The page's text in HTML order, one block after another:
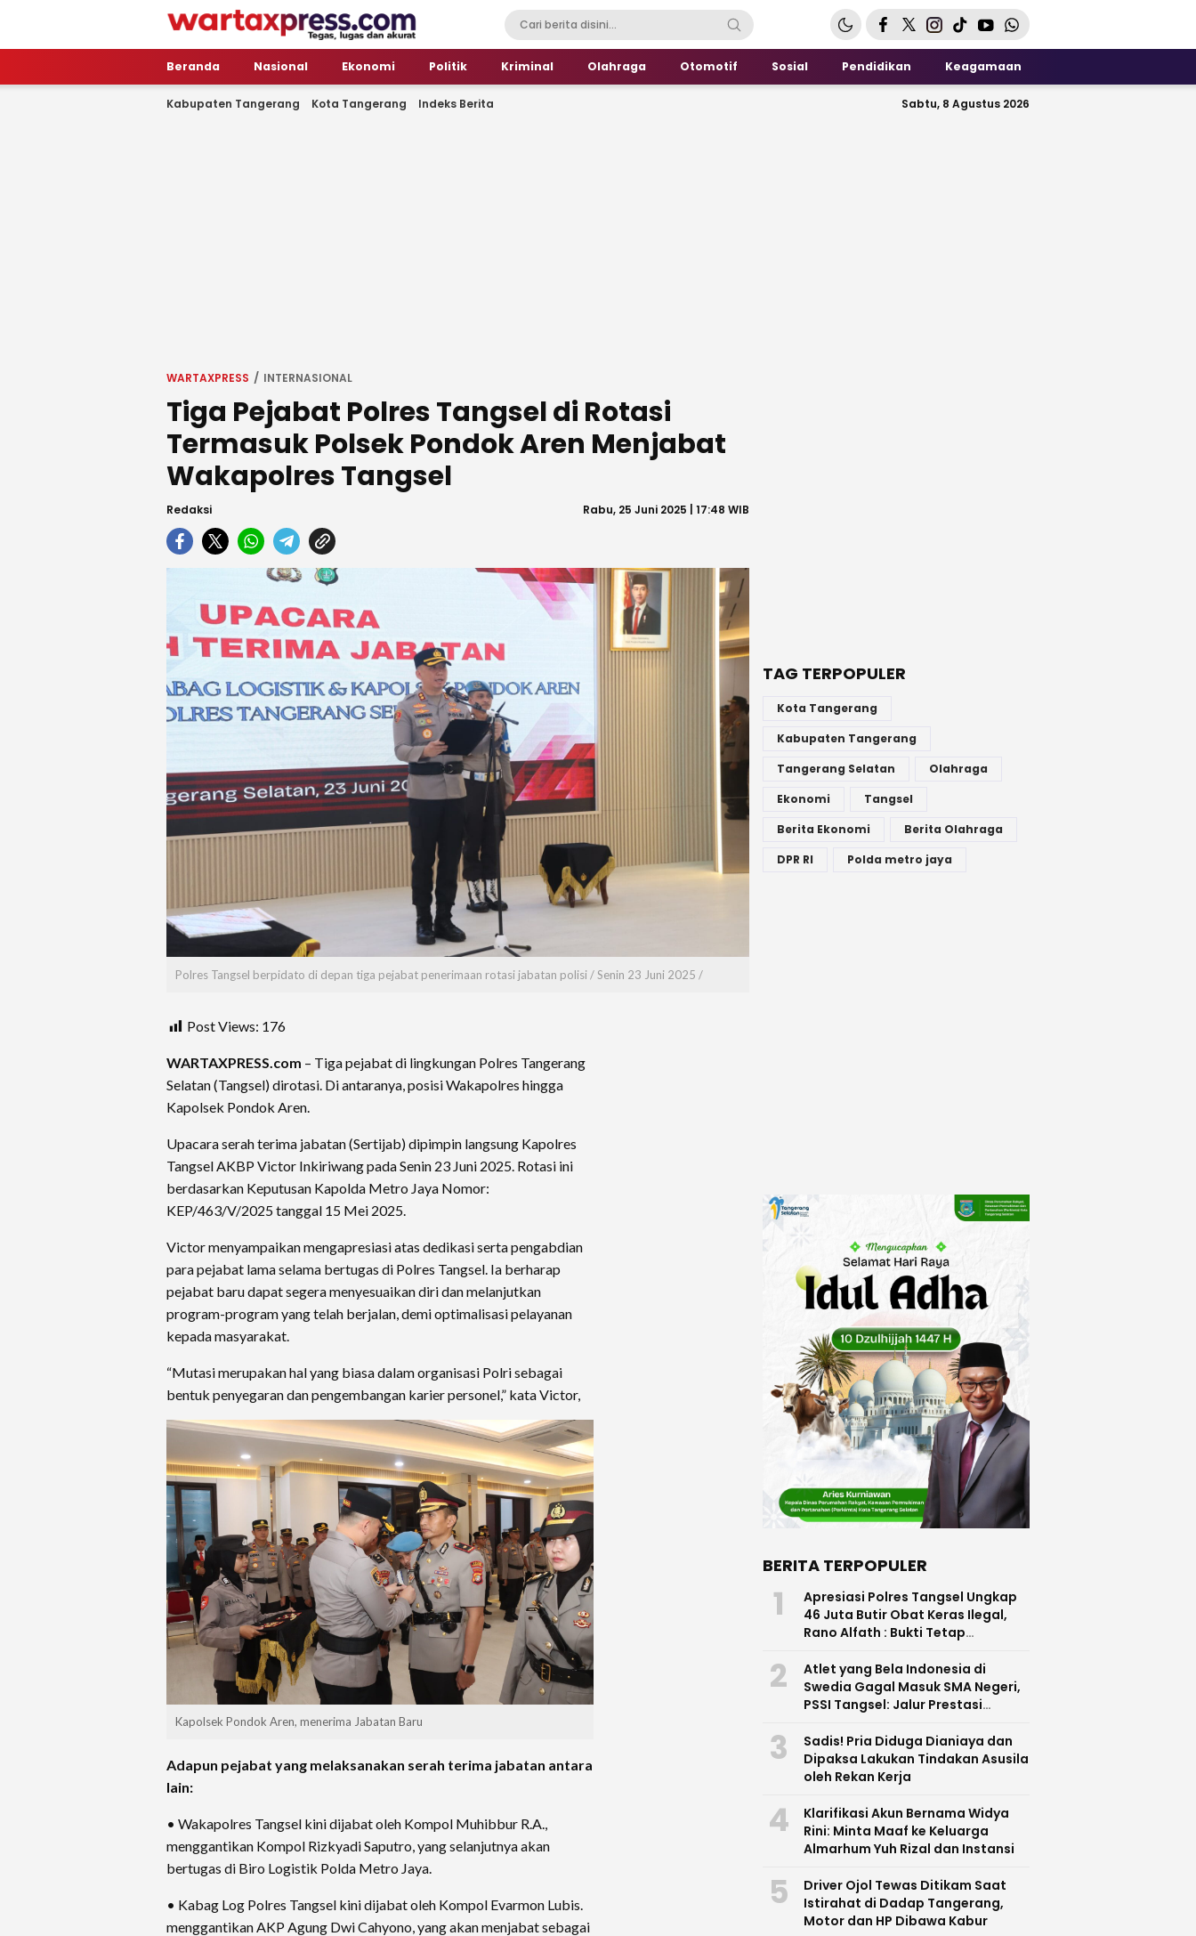
WartaXpress
Tegas, Lugas dan Akurat
Beranda Nasional Ekonomi Politik Kriminal Olahraga Otomotif Sosial Pendidikan Keagamaan
Kabupaten Tangerang Kota Tangerang Indeks Berita Sabtu, 8 Agustus 2026
WARTAXPRESS INTERNASIONAL
Tiga Pejabat Polres Tangsel di Rotasi
Termasuk Polsek Pondok Aren Menjabat
Wakapolres Tangsel
Redaksi Rabu, 25 Juni 2025 | 17:48 WIB
Polres Tangsel berpidato di depan tiga pejabat penerimaan rotasi jabatan polisi / Senin 23 Juni 2025 /
Post Views: 176
WARTAXPRESS.com – Tiga pejabat di lingkungan Polres Tangerang
Selatan (Tangsel) dirotasi. Di antaranya, posisi Wakapolres hingga
Kapolsek Pondok Aren.
Upacara serah terima jabatan (Sertijab) dipimpin langsung Kapolres
Tangsel AKBP Victor Inkiriwang pada Senin 23 Juni 2025. Rotasi ini
berdasarkan Keputusan Kapolda Metro Jaya Nomor:
KEP/463/V/2025 tanggal 15 Mei 2025.
Victor menyampaikan mengapresiasi atas dedikasi serta pengabdian
para pejabat lama selama bertugas di Polres Tangsel. Ia berharap
pejabat baru dapat segera menyesuaikan diri dan melanjutkan
program-program yang telah berjalan, demi optimalisasi pelayanan
kepada masyarakat.
“Mutasi merupakan hal yang biasa dalam organisasi Polri sebagai
bentuk penyegaran dan pengembangan karier personel,” kata Victor,
Kapolsek Pondok Aren, menerima Jabatan Baru
Adapun pejabat yang melaksanakan serah terima jabatan antara
lain:
• Wakapolres Tangsel kini dijabat oleh Kompol Muhibbur R.A.,
menggantikan Kompol Rizkyadi Saputro, yang selanjutnya akan
bertugas di Biro Logistik Polda Metro Jaya.
• Kabag Log Polres Tangsel kini dijabat oleh Kompol Evarmon Lubis.
menggantikan AKP Agung Dwi Cahyono, yang akan menjabat sebagai
TAG TERPOPULER
Kota Tangerang
Kabupaten Tangerang
Tangerang Selatan
Olahraga
Ekonomi
Tangsel
Berita Ekonomi
Berita Olahraga
DPR RI
Polda metro jaya
BERITA TERPOPULER
1
Apresiasi Polres Tangsel Ungkap
46 Juta Butir Obat Keras Ilegal,
Rano Alfath : Bukti Tetap
2
Atlet yang Bela Indonesia di
Swedia Gagal Masuk SMA Negeri,
PSSI Tangsel: Jalur Prestasi
3
Sadis! Pria Diduga Dianiaya dan
Dipaksa Lakukan Tindakan Asusila
oleh Rekan Kerja
4
Klarifikasi Akun Bernama Widya
Rini: Minta Maaf ke Keluarga
Almarhum Yuh Rizal dan Instansi
5
Driver Ojol Tewas Ditikam Saat
Istirahat di Dadap Tangerang,
Motor dan HP Dibawa Kabur